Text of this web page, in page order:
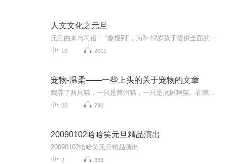
人文文化之元旦
10 2011
宠物-温柔——一些上头的关于宠物的文章
20 790
20090102哈哈笑元旦精品演出
20090102哈哈笑元旦精品演出
7 353